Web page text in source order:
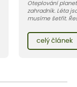
Oteplování
zahradník. Léta
musíme šetřit.
kterým tyto
barevný záhon
si přát…
celý článek